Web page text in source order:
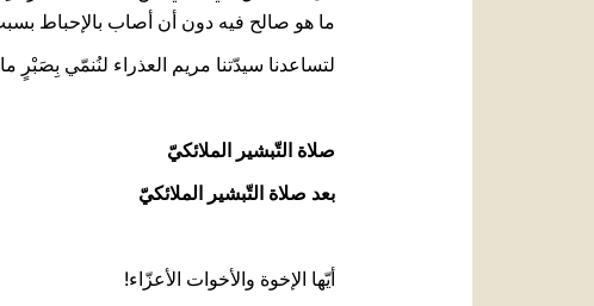
ما هو صالح فيه دون أن أصاب بالإحباط
لتساعدنا سيدّتنا مريم العذراء لنُنمّي
صلاة التّبشير الملائكيّ
بعد صلاة التّبشير الملائكيّ
أيّها الإخوة والأخوات الأعزّاء!